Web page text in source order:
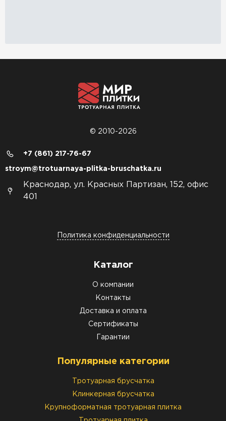
© 2010-2026
+7 (861) 217-76-67
stroym@trotuarnaya-plitka-bruschatka.ru
Краснодар, ул. Красных Партизан, 152, офис
401
Политика конфиденциальности
Каталог
О компании
Контакты
Доставка и оплата
Сертификаты
Гарантии
Популярные категории
Тротуарная брусчатка
Клинкерная брусчатка
Крупноформатная тротуарная плитка